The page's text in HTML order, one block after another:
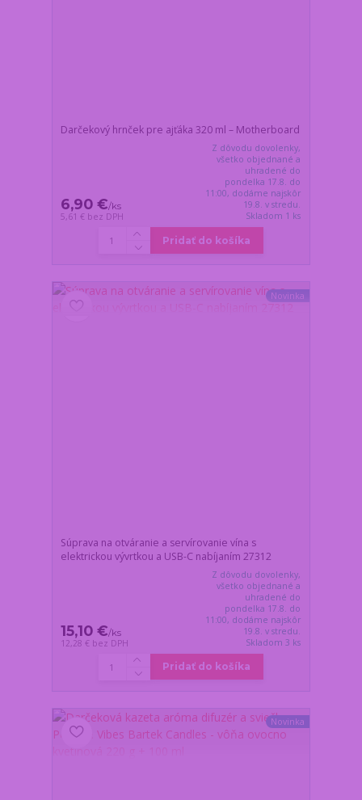
Darčekový hrnček pre ajťáka 320 ml – Motherboard
6,90 €/ks
5,61 € bez DPH
Z dôvodu dovolenky,
všetko objednané a
uhradené do
pondelka 17.8. do
11:00, dodáme najskôr
19.8. v stredu.
Skladom 1 ks
Pridať do košíka
Novinka
Súprava na otváranie a servírovanie vína s
elektrickou vývrtkou a USB-C nabíjaním 27312
15,10 €/ks
12,28 € bez DPH
Z dôvodu dovolenky,
všetko objednané a
uhradené do
pondelka 17.8. do
11:00, dodáme najskôr
19.8. v stredu.
Skladom 3 ks
Pridať do košíka
Novinka